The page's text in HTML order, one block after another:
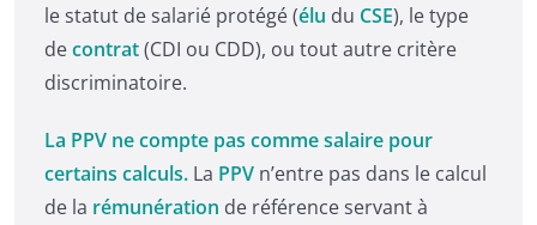
le statut de salarié protégé (élu du CSE), le type
decontrat(CDI ou CDD), ou tout autre critère
discriminatoire.
La PPV ne compte pas comme salaire pour
certains calculs. La PPV n’entre pas dans le calcul
de la rémunération de référence servant à